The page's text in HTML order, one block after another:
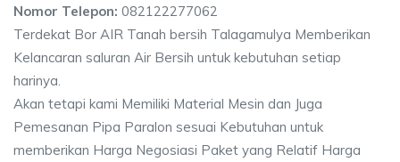
Nomor Telepon: 082122277062
Terdekat Bor AIR Tanah bersih Talagamulya Memberikan
Kelancaran saluran Air Bersih untuk kebutuhan setiap
harinya.
Akan tetapi kami Memiliki Material Mesin dan Juga
Pemesanan Pipa Paralon sesuai Kebutuhan untuk
memberikan Harga Negosiasi Paket yang Relatif Harga